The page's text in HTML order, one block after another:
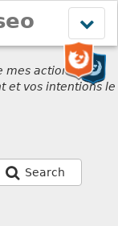
le
menu
mes actions sont
et vos intentions le
Search